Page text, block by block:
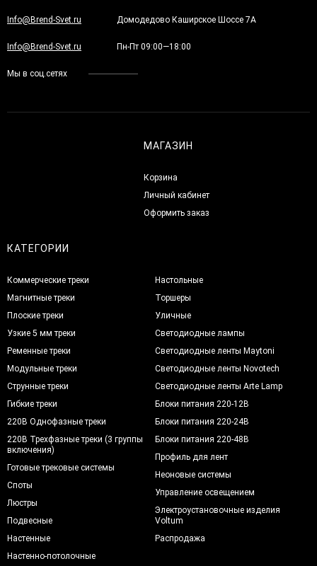
Info@Brend-Svet.ru Домодедово Каширское Шоссе 7А
Info@Brend-Svet.ru Пн-Пт 09:00—18:00
Мы в соц.сетях
МАГАЗИН
Корзина
Личный кабинет
Оформить заказ
КАТЕГОРИИ
Коммерческие треки
Магнитные треки
Плоские треки
Узкие 5 мм треки
Ременные треки
Модульные треки
Струнные треки
Гибкие треки
220В Однофазные треки
220В Трехфазные треки (3 группы
включения)
Готовые трековые системы
Споты
Люстры
Подвесные
Настенные
Настенно-потолочные
Настольные
Торшеры
Уличные
Светодиодные лампы
Светодиодные ленты Maytoni
Светодиодные ленты Novotech
Светодиодные ленты Arte Lamp
Блоки питания 220-12В
Блоки питания 220-24В
Блоки питания 220-48В
Профиль для лент
Неоновые системы
Управление освещением
Электроустановочные изделия
Voltum
Распродажа